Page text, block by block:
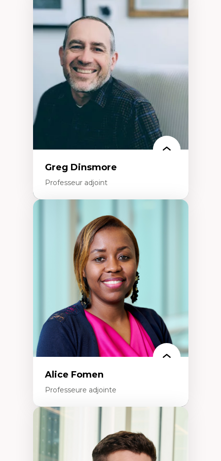
Expertises
Démocratisation des nouvelles
technologies et biotechnologies
Données ouvertes
Bioart, programmation et électronique
créatives
Histoire sociale et culturelle des
technologies numériques
Résistances et droits numériques
Internet des objets
Métavers
Problématiques relatives à l’intelligence
artificielle, l’apprentissage machine et les
Féminismes et nouvelles technologies
Greg Dinsmore
Professeur adjoint
Fragmentation des auditoires médiatiques
Analyse multi-plateforme des auditoires
médiatiques
Analyse des comportements numériques à
travers les données massives et l’IA
Recherche quantitative et qualitative sur
les auditoires médiatiques
Épistémologie des techniques de recherche
numérique et l’IA
Théorie des droits de la personne
La pensée politique d’Hannah Arendt
La pensée politique à l’ère numérique
Justice internationale et normes
internationales
Alice Fomen
Professeure adjointe
Expertises
Acceptabilité, acceptation et adoption des
technologies
Technologies d'apprentissage innovantes